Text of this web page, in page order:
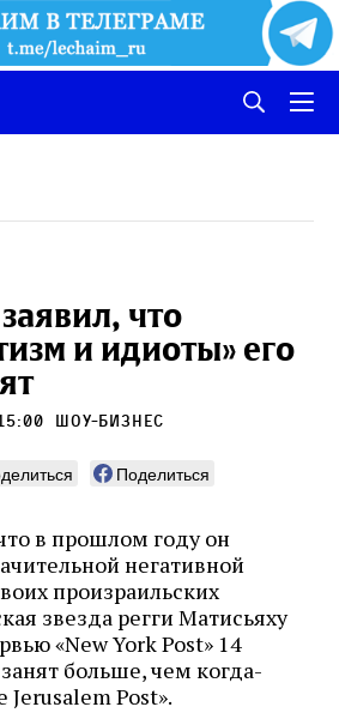
что
и идиоты» его
Шоу-бизнес
Поделиться
в прошлом году он
негативной
произраильских
звезда регги Матисьяху
«New York Post» 14
больше, чем когда-
Post».